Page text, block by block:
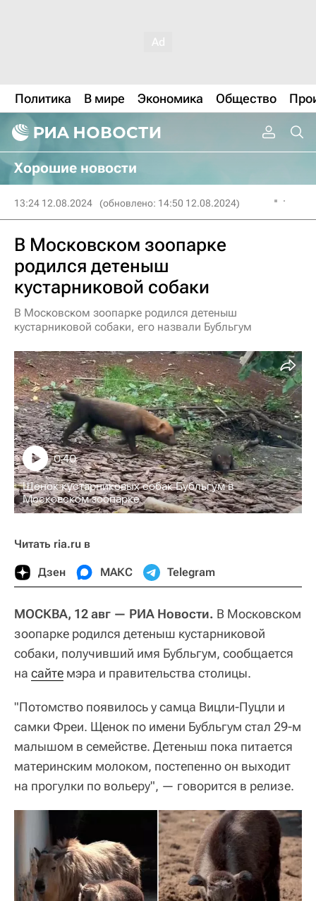
Политика В мире Экономика Общество
Хорошие новости
13:24 12.08.2024 (обновлено: 14:50 12.08.2024)
В Московском зоопарке
родился детеныш
кустарниковой собаки
В Московском зоопарке родился детеныш
кустарниковой собаки, его назвали Бубльгум
Щенок кустарниковых собак Бубльгум в
Московском зоопарке
0:40
Читать ria.ru в
Дзен МАКС Telegram
МОСКВА, 12 авг — РИА Новости. В Московском
зоопарке родился детеныш кустарниковой
собаки, получивший имя Бубльгум, сообщается
на сайте мэра и правительства столицы.
"Потомство появилось у самца Вицли-Пуцли и
самки Фреи. Щенок по имени Бубльгум стал 29-м
малышом в семействе. Детеныш пока питается
материнским молоком, постепенно он выходит
на прогулки по вольеру", — говорится в релизе.